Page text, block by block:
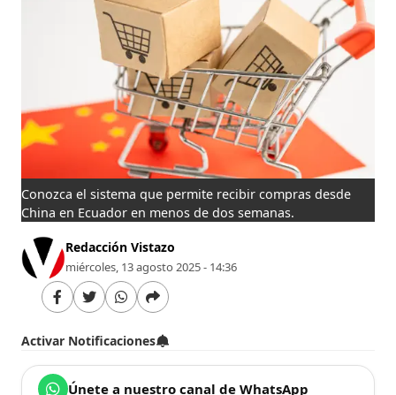
Conozca el sistema que permite recibir compras desde
China en Ecuador en menos de dos semanas.
Redacción Vistazo
miércoles, 13 agosto 2025 - 14:36
Activar Notificaciones
Únete a nuestro canal de WhatsApp